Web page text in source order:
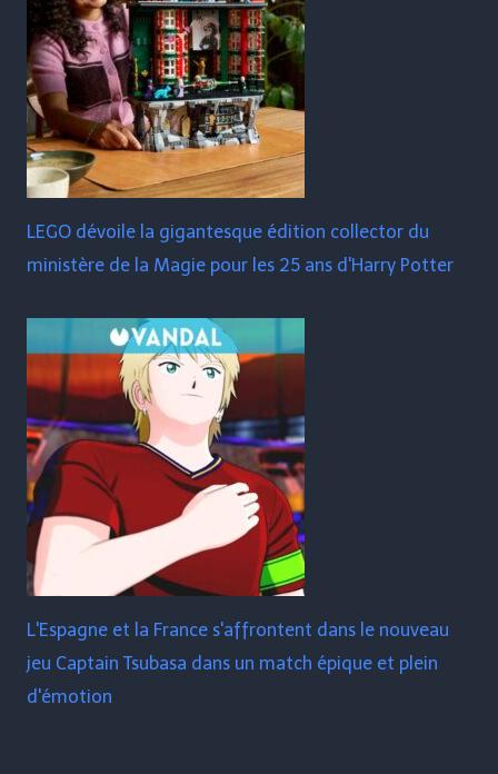
LEGO dévoile la gigantesque édition collector du
ministère de la Magie pour les 25 ans d'Harry Potter
L'Espagne et la France s'affrontent dans le nouveau
jeu Captain Tsubasa dans un match épique et plein
d'émotion